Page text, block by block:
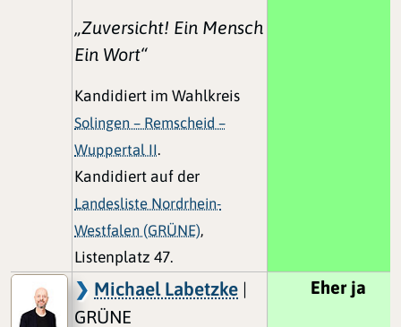
„Zuversicht! Ein Mensch
Ein Wort“
Kandidiert im Wahlkreis
Solingen – Remscheid –
Wuppertal II.
Kandidiert auf der
Landesliste Nordrhein-
Westfalen (GRÜNE),
Listenplatz 47.
Michael Labetzke |
GRÜNE
Eher ja